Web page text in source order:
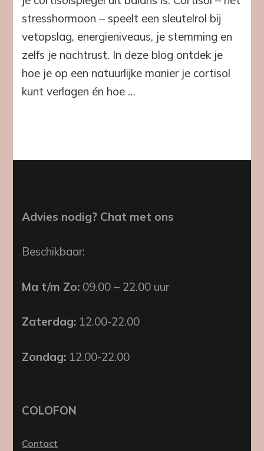
verlagen
en
je
vetverbranding
activeren
stresshormoon – speelt een sleutelrol bij
vetopslag, energieniveaus, je stemming en
zelfs je nachtrust. In deze blog ontdek je
hoe je op een natuurlijke manier je cortisol
kunt verlagen én hoe …
Advies nodig? Chat met ons
Beschikbaar:
Ma t/m Zo: 09.00 – 22.00 uur
Zaterdag: 12.00-22.00
Zondag: 12.00-22.00
COLOFON
Contact